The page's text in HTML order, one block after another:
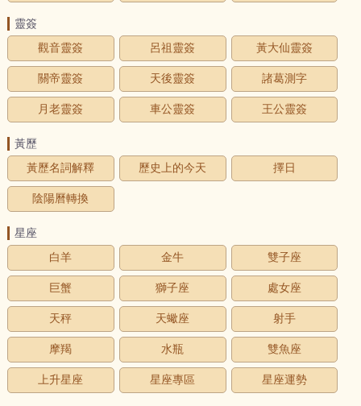
靈簽
觀音靈簽
呂祖靈簽 黃大仙靈簽
關帝靈簽 天後靈簽 諸葛測字
月老靈簽 車公靈簽 王公靈簽
黃歷
黃歷名詞解釋
歷史上的今天 擇日
陰陽曆轉換
星座
白羊
金牛 雙子座
巨蟹 獅子座 處女座
天秤 天蠍座 射手
摩羯 水瓶 雙魚座
上升星座 星座專區 星座運勢